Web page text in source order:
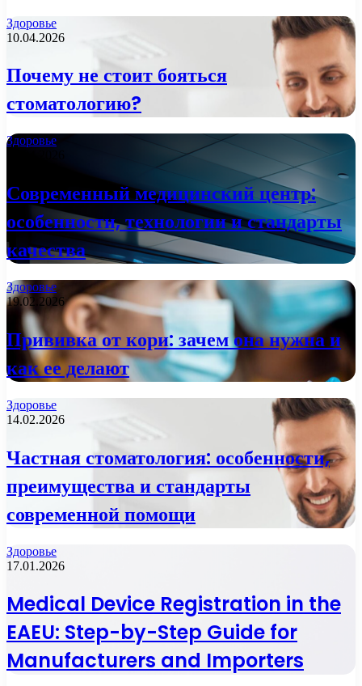
Здоровье
10.04.2026
Почему не стоит бояться
стоматологию?
Здоровье
Современный медицинский центр:
особенности, технологии и стандарты
качества
Здоровье
19.02.2026
Прививка от кори: зачем она нужна и
как ее делают
Здоровье
14.02.2026
Частная стоматология: особенности,
преимущества и стандарты
современной помощи
Здоровье
17.01.2026
Medical Device Registration in the
EAEU: Step-by-Step Guide for
Manufacturers and Importers